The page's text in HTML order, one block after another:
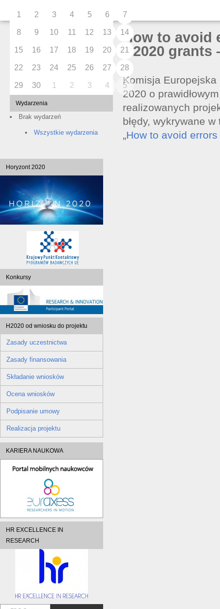
1 2 3 4 5 6 7
8 9 10 11 12 13 14
15 16 17 18 19 20 21
22 23 24 25 26 27 28
29 30 1 2 3 4 5
Wydarzenia
Brak wydarzeń
Wszystkie wydarzenia
How to avoid
H2020 grants
Komisja
2020 o
realizowanych
błędy, wykrywane
How to avoid
Horyzont 2020
Konkursy
H2020 od wniosku do projektu
Zasady uczestnictwa
Zasady finansowania
Składanie wniosków
Ocena wniosków
Podpisanie umowy
Realizacja projektu
KARIERA NAUKOWA
HR EXCELLENCE IN
RESEARCH